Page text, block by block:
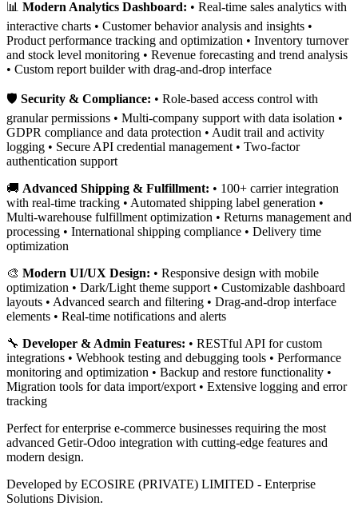
📊 Modern Analytics Dashboard: • Real-time sales analytics with
interactive charts • Customer behavior analysis and insights •
Product performance tracking and optimization • Inventory turnover
and stock level monitoring • Revenue forecasting and trend analysis
• Custom report builder with drag-and-drop interface
🛡️ Security & Compliance: • Role-based access control with
granular permissions • Multi-company support with data isolation •
GDPR compliance and data protection • Audit trail and activity
logging • Secure API credential management • Two-factor
authentication support
🚚 Advanced Shipping & Fulfillment: • 100+ carrier integration
with real-time tracking • Automated shipping label generation •
Multi-warehouse fulfillment optimization • Returns management and
processing • International shipping compliance • Delivery time
optimization
🎨 Modern UI/UX Design: • Responsive design with mobile
optimization • Dark/Light theme support • Customizable dashboard
layouts • Advanced search and filtering • Drag-and-drop interface
elements • Real-time notifications and alerts
🔧 Developer & Admin Features: • RESTful API for custom
integrations • Webhook testing and debugging tools • Performance
monitoring and optimization • Backup and restore functionality •
Migration tools for data import/export • Extensive logging and error
tracking
Perfect for enterprise e-commerce businesses requiring the most
advanced Getir-Odoo integration with cutting-edge features and
modern design.
Developed by ECOSIRE (PRIVATE) LIMITED - Enterprise
Solutions Division.